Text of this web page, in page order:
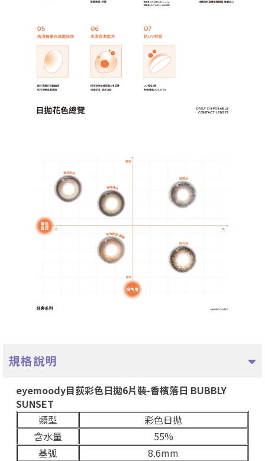
規格說明
eyemoody目荻彩色日拋6片裝-香檳落日 BUBBLY
SUNSET
類型
彩色日拋
含水量
55%
基弧
8.6mm